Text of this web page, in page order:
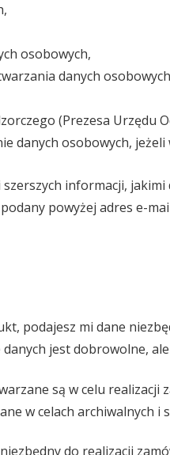
osobowych,
danych
(Prezesa Urzędu
danych osobowych, jeżeli
informacji,
powyżej adres e-
podajesz mi dane
jest dobrowolne,
są w celu
w celach archiwalnych i
do realizacji